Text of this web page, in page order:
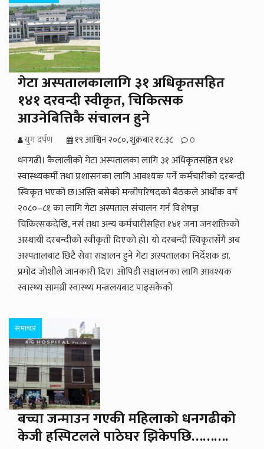
गेटा अस्पतालकालागि ३१ अधिकृतसहित
१४१ दरवन्दी स्वीकृत, चिकित्सक
आउनेबित्तिकै संचालन हुने
युग दर्पण १९ आश्विन २०८०, शुक्रबार १८:३८ 0
धनगढी। कैलालीको गेटा अस्पतालका लागि ३१ अधिकृतसहित १४१
स्वास्थ्यकर्मी तथा प्रशासनका लागि आवश्यक पर्ने कर्मचारीको दरबन्दी
स्विकृत भएको छ।अस्ति बसेको मन्त्रीपरिषदको बैठकले आर्थीक वर्ष
२०८०–८१ का लागि गेटा अस्पताल संचालन गर्न विशेषज्ञ
चिकित्सकदेखि, नर्स तथा अन्य कर्मचारीसहित १४१ जना जनशक्तिको
अस्थायी दरबन्दीको स्वीकृती दिएको हो। यो दरबन्दी स्विकृतसँगै अब
अस्पतालबाट छिटै सेवा सञ्चालन हुने गेटा अस्पतालका निर्देशक डा.
प्रमोद जोशीले जानकारी दिए। ओपिडी सञ्चालनका लागि आवश्यक
स्वास्थ्य सामग्री स्वास्थ्य मन्त्रलयबाट पाइसकेको
समाचार
बच्चा जन्माउन गएकी महिलाको धनगढीको
केजी हस्पिटलले पाठेघर झिकेपछि……….